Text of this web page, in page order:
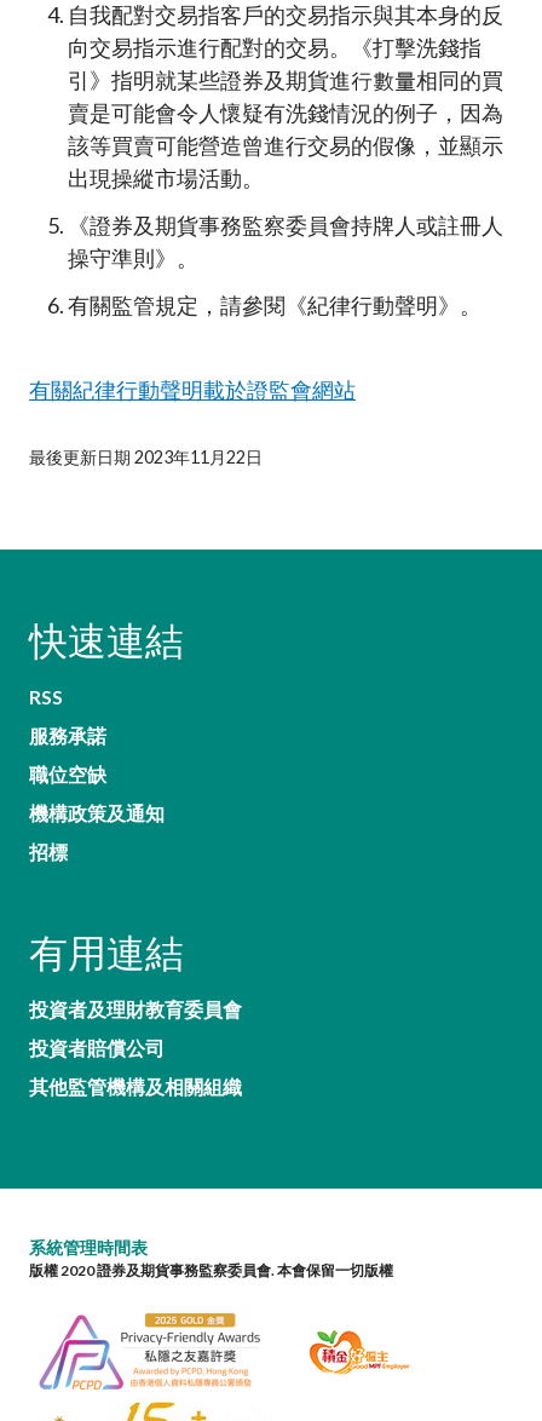
自我配對交易指客戶的交易指示與其本身的反
向交易指示進行配對的交易。《打擊洗錢指
引》指明就某些證券及期貨進行數量相同的買
賣是可能會令人懷疑有洗錢情況的例子，因為
該等買賣可能營造曾進行交易的假像，並顯示
出現操縱市場活動。
《證券及期貨事務監察委員會持牌人或註冊人
操守準則》。
有關監管規定，請參閱《紀律行動聲明》。
有關紀律行動聲明載於證監會網站
最後更新日期 2023年11月22日
快速連結
RSS
服務承諾
職位空缺
機構政策及通知
招標
有用連結
投資者及理財教育委員會
投資者賠償公司
其他監管機構及相關組織
系統管理時間表
版權 2020 證券及期貨事務監察委員會. 本會保留一切版權